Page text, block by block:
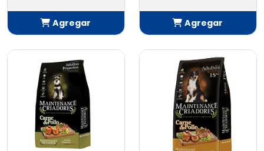
Agregar
Añadido
Agregar
Añadido